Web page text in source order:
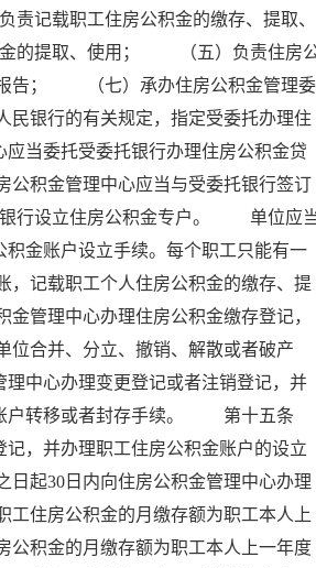
载职工住房公积金的缴存、提取、
的提取、使用； （五）负责住房
告； （七）承办住房公积金管理委
银行的有关规定，指定受委托办理住
当委托受委托银行办理住房公积金贷
积金管理中心应当与受委托银行签订
行设立住房公积金专户。 单位应
金账户设立手续。每个职工只能有一
记载职工个人住房公积金的缴存、提
理中心办理住房公积金缴存登记，
合并、分立、撤销、解散或者破产
中心办理变更登记或者注销登记，并
账户转移或者封存手续。 第十五条
，并办理职工住房公积金账户的设立
起30日内向住房公积金管理中心办理
住房公积金的月缴存额为职工本人上
积金的月缴存额为职工本人上一年度